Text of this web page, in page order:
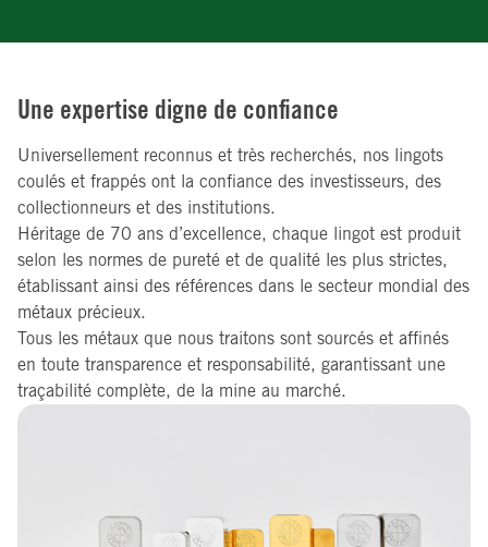
Une expertise digne de confiance
Universellement reconnus et très recherchés, nos lingots
coulés et frappés ont la confiance des investisseurs, des
collectionneurs et des institutions.
Héritage de 70 ans d’excellence, chaque lingot est produit
selon les normes de pureté et de qualité les plus strictes,
établissant ainsi des références dans le secteur mondial des
métaux précieux.
Tous les métaux que nous traitons sont sourcés et affinés
en toute transparence et responsabilité, garantissant une
traçabilité complète, de la mine au marché.